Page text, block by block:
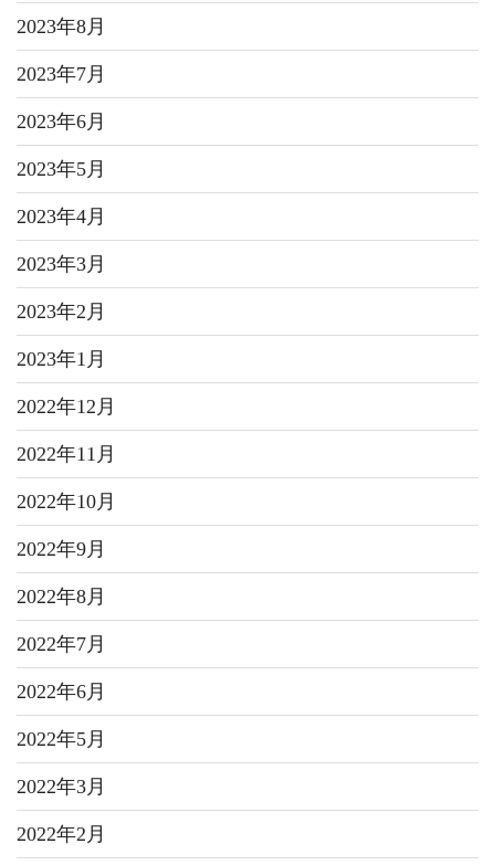
2023年8月
2023年7月
2023年6月
2023年5月
2023年4月
2023年3月
2023年2月
2023年1月
2022年12月
2022年11月
2022年10月
2022年9月
2022年8月
2022年7月
2022年6月
2022年5月
2022年3月
2022年2月